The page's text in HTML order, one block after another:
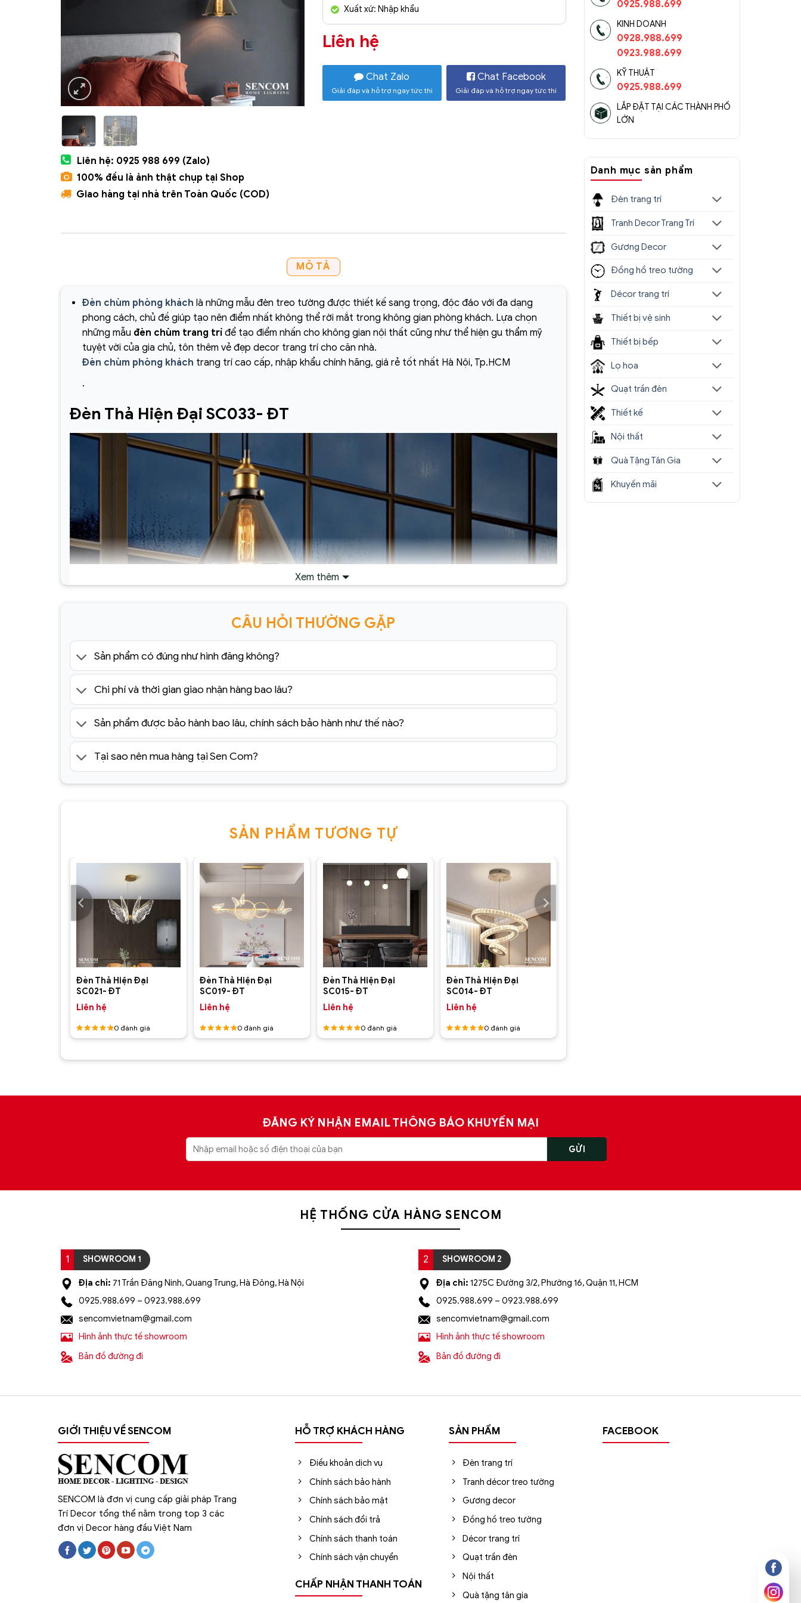
Liên hệ: 0925 988 699 (Zalo)
100% đều là ảnh thật chụp tại Shop
Giao hàng tại nhà trên Toàn Quốc (COD)
Xuất xứ: Nhập khẩu
Liên hệ
Chat Zalo
Giải đáp và hỗ trợ ngay tức thì
Chat Facebook
Giải đáp và hỗ trợ ngay tức thì
MÔ TẢ
Đèn chùm phòng khách là những mẫu đèn treo tường được thiết kế sang trọng, độc đáo với đa dạng
phong cách, chủ đề giúp tạo nên điểm nhất không thể rời mắt trong không gian phòng khách. Lựa chọn
những mẫu đèn chùm trang tríđể tạo điểm nhấn cho không gian nội thất cũng như thể hiện gu thẩm mỹ
tuyệt vời của gia chủ, tôn thêm vẻ đẹp decor trang trí cho căn nhà.
Đèn chùm phòng khách trang trí cao cấp, nhập khẩu chính hãng, giá rẻ tốt nhất Hà Nội, Tp.HCM
.
Đèn Thả Hiện Đại SC033- ĐT
Sencomlà địa chỉ bánđèn chùm decor trang trínhập khẩu uy tín hàng đầu tại Hà Nội, Tp.HCM. Showroom
trường.
Công ty Cổ Phần Xây Dựng và Thương Mại Sencom Việt Nam
Địa chỉ showroom:71 Trần Đăng Ninh, Quang Trung, Hà Đông, Hà Nội
Hotline:0925.988.699
*ƯU ĐÃI: Miễn phí vận chuyển Toàn quốc phí vận chuyển ngoại thành. Áp dụng đối với đơn hàng có giá trị trên
Lưu ý: Đơn hàng sẽ chỉ được gửi đi sau khi có xác nhận của tổng đài viên trong vòng 2 tiếng. Quý khách vui
Xem thêm
CÂU HỎI THƯỜNG GẶP
Sản phẩm có đúng như hình đăng không?
Chi phí và thời gian giao nhận hàng bao lâu?
Sản phẩm được bảo hành bao lâu, chính sách bảo hành như thế nào?
Tại sao nên mua hàng tại Sen Com?
SẢN PHẨM TƯƠNG TỰ
Đèn Thả Hiện Đại
SC021- ĐT
Liên hệ
Được
55 sao
0 đánh giá
Đèn Thả Hiện Đại
SC019- ĐT
Liên hệ
Được
55 sao
0đánh giá
+
Đèn Thả Hiện Đại
SC015- ĐT
Liên hệ
Được
55 sao
0đánh giá
Đèn Thả Hiện Đại
SC014- ĐT
Liên hệ
Được
55 sao
0đánh giá
0925.988.699
KINH DOANH
0928.988.699
0923.988.699
KỸ THUẬT
0925.988.699
LẮP ĐẶT TẠI CÁC THÀNH PHỐ
LỚN
Danh mục sản phẩm
Đèn trang trí
Tranh Decor Trang Trí
Gương Decor
Đồng hồ treo tường
Décor trang trí
Thiết bị vệ sinh
Thiết bị bếp
Lọ hoa
Quạt trần đèn
Thiết kế
Nội thất
Quà Tặng Tân Gia
Khuyến mãi
ĐĂNG KÝ NHẬN EMAIL THÔNG BÁO KHUYẾN MẠI
HỆ THỐNG CỬA HÀNG SENCOM
1 SHOWROOM 1
Địa chỉ: 71 Trần Đăng Ninh, Quang Trung, Hà Đông, Hà Nội
0925.988.699 – 0923.988.699
sencomvietnam@gmail.com
Hình ảnh thực tế showroom
Bản đồ đường đi
2 SHOWROOM 2
Địa chỉ: 1275C Đường 3/2, Phường 16, Quận 11, HCM
0925.988.699 – 0923.988.699
sencomvietnam@gmail.com
Hình ảnh thực tế showroom
Bản đồ đường đi
GIỚI THIỆU VỀ SENCOM
SENCOM là đơn vị cung cấp giải pháp Trang
Trí Decor tổng thể nằm trong top 3 các
đơn vị Decor hàng đầu Việt Nam
HỖ TRỢ KHÁCH HÀNG
Điều khoản dịch vụ
Chính sách bảo hành
Chính sách bảo mật
Chính sách đổi trả
Chính sách thanh toán
Chính sách vận chuyển
CHẤP NHẬN THANH TOÁN
SẢN PHẨM
Đèn trang trí
Tranh décor treo tường
Gương decor
Đồng hồ treo tường
Décor trang trí
Quạt trần đèn
Nội thất
Quà tặng tân gia
FACEBOOK